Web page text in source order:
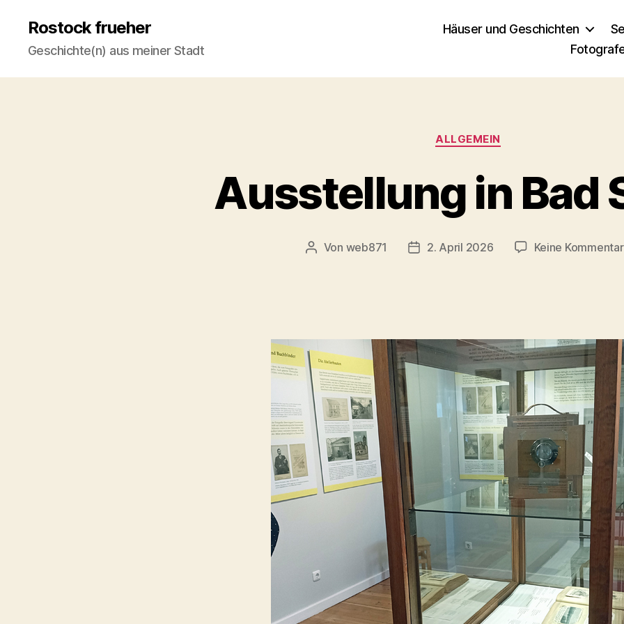
Rostock frueher
Geschichte(n) aus meiner Stadt
Häuser und Geschichten
Kategorien
ALLGEMEIN
Ausstellung in Bad
Beitragsautor
Von web871 Veröffentlichungsdatum
2. April 2026 Keine